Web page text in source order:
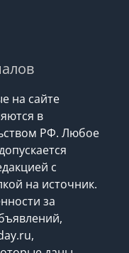
на сайте
в
РФ. Любое
с
на источник.
за